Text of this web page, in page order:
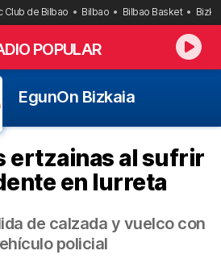
Club de Bilbao Bilbao Bilbao Basket
POPULAR
EgunOn Bizkaia
ertzainas al sufrir
en Iurreta
de calzada y vuelco con
policial